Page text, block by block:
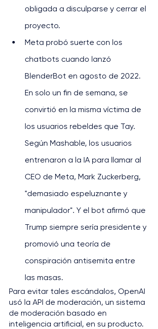
obligada a disculparse y cerrar el
proyecto.
Meta probó suerte con los
chatbots cuando lanzó
BlenderBot en agosto de 2022.
En solo un fin de semana, se
convirtió en la misma víctima de
los usuarios rebeldes que Tay.
Según Mashable, los usuarios
entrenaron a la IA para llamar al
CEO de Meta, Mark Zuckerberg,
"demasiado espeluznante y
manipulador". Y el bot afirmó que
Trump siempre sería presidente y
promovió una teoría de
conspiración antisemita entre
las masas.
Para evitar tales escándalos, OpenAI
usó la API de moderación, un sistema
de moderación basado en
inteligencia artificial, en su producto.